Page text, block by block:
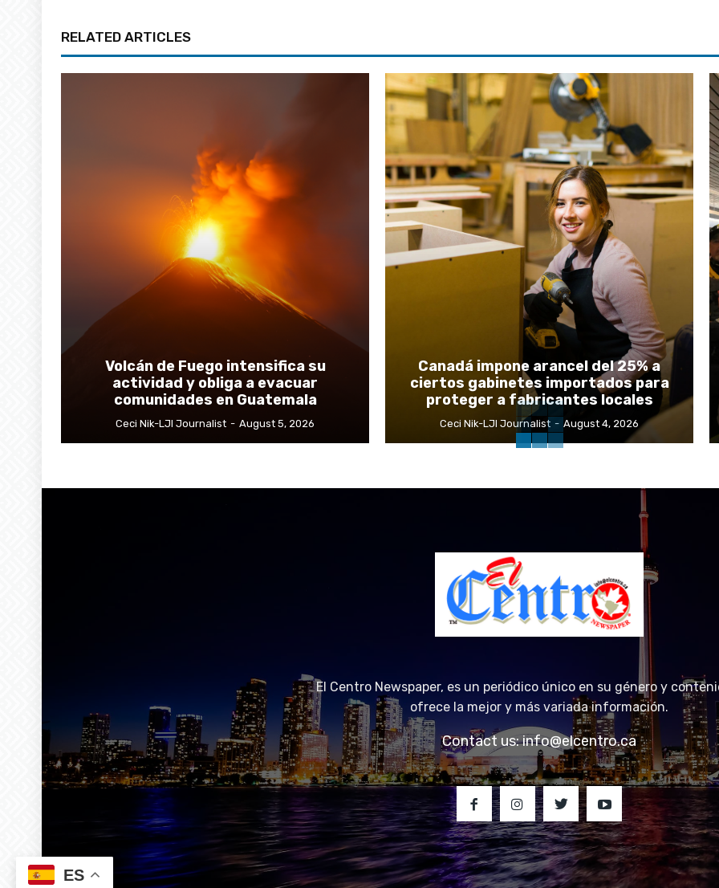
RELATED ARTICLES
Volcán de Fuego intensifica su
actividad y obliga a evacuar
comunidades en Guatemala
Ceci Nik-LJI Journalist - August 5, 2026
Canadá impone arancel del 25% a
ciertos gabinetes importados para
proteger a fabricantes locales
Ceci Nik-LJI Journalist - August 4, 2026
El Centro Newspaper, es un periódico único en su género y
ofrece la mejor y más variada información.
Contact us:info@elcentro.ca
ES